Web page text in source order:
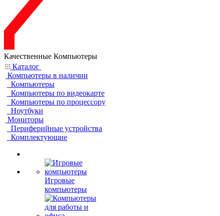
Качественные Компьютеры
Каталог
Компьютеры в наличии
Компьютеры
Компьютеры по видеокарте
Компьютеры по процессору
Ноутбуки
Мониторы
Периферийные устройства
Комплектующие
Игровые
компьютеры